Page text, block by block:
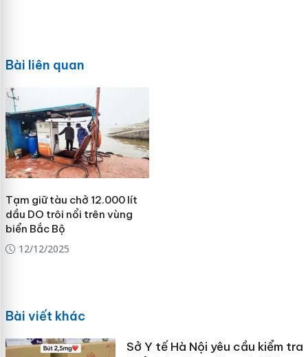
Bài liên quan
Tạm giữ tàu chở 12.000 lít
dầu DO trôi nổi trên vùng
biển Bắc Bộ
12/12/2025
Bài viết khác
Sở Y tế Hà Nội yêu cầu kiểm tra